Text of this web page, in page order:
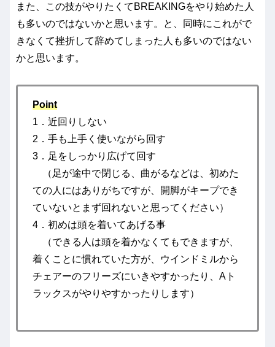
また、この技がやりたくてBREAKINGをやり始めた人
も多いのではないかと思います。と、同時にこれがで
きなくて挫折して辞めてしまった人も多いのではない
かと思います。
Point
1．近回りしない
2．手も上手く使いながら回す
3．足をしっかり広げて回す
（足が途中で閉じる、曲がるなどは、初めた
ての人にはありがちですが、開脚がキープでき
ていないとまず回れないと思ってください）
4．初めは頭を着いてあげる事
（できる人は頭を着かなくてもできますが、
着くことに慣れていた方が、ウインドミルから
チェアーのフリーズにいきやすかったり、Aト
ラックスがやりやすかったりします）